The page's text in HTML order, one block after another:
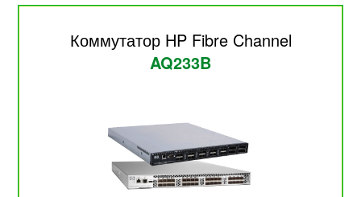
Коммутатор HP Fibre Channel
AQ233B